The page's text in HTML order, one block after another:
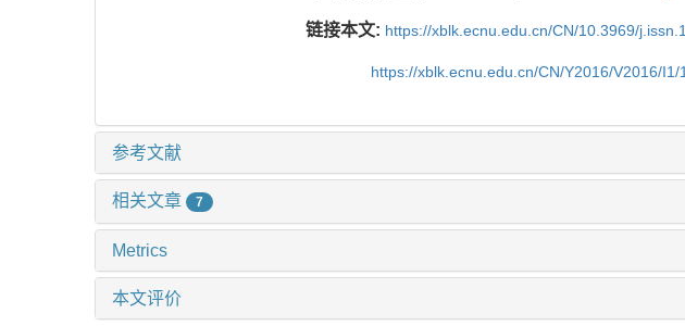
链接本文: https://xblk.ecnu.edu.cn/CN/10.3969/
https://xblk.ecnu.edu.cn/CN/Y2016/V2016/I1/
参考文献
相关文章 7
Metrics
本文评价